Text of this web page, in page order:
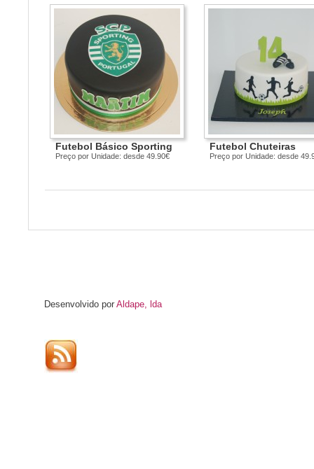
Futebol Básico Sporting
Preço por Unidade: desde 49.90€
Futebol Chuteiras
Preço por Unidade: desde
Desenvolvido por Aldape, lda